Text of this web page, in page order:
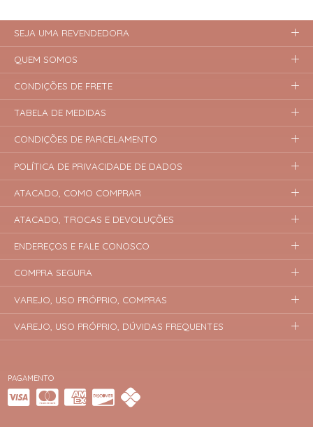
PAGAMENTO
SEJA UMA REVENDEDORA
QUEM SOMOS
CONDIÇÕES DE FRETE
TABELA DE MEDIDAS
CONDIÇÕES DE PARCELAMENTO
POLÍTICA DE PRIVACIDADE DE DADOS
ATACADO, COMO COMPRAR
ATACADO, TROCAS E DEVOLUÇÕES
ENDEREÇOS E FALE CONOSCO
COMPRA SEGURA
VAREJO, USO PRÓPRIO, COMPRAS
VAREJO, USO PRÓPRIO, DÚVIDAS FREQUENTES